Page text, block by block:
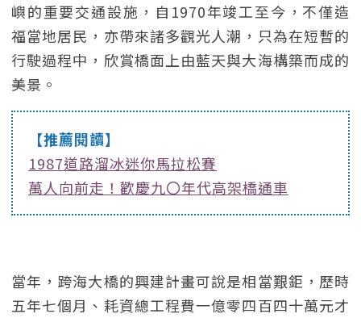
嶼的重要交通設施，自1970年竣工至今，不僅造
福當地居民，亦帶來諸多觀光人潮，只為在短暫的
行駛過程中，欣賞橋面上由藍天與大海構築而成的
美景。
【推薦閱讀】
1987道路溜冰迷你馬拉松賽
萬人向前走！歡慶九〇年代高架橋通車
當年，跨海大橋的興建計畫可說是相當艱鉅，歷時
五年七個月、耗資總工程費一億零四百四十萬元才